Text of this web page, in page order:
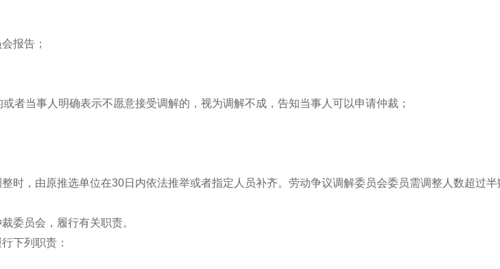
报告；
者当事人明确表示不愿意接受调解的，视为调解不成，告知当事人可以申请仲裁；
，由原推选单位在30日内依法推举或者指定人员补齐。劳动争议调解委员会委员需调整人数超过
委员会，履行有关职责。
下列职责：